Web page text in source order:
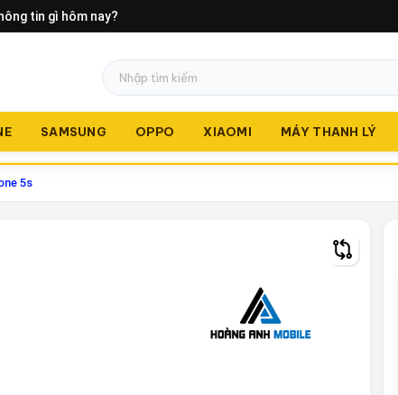
tin gì hôm nay?
SAMSUNG OPPO XIAOMI MÁY THANH LÝ
5s